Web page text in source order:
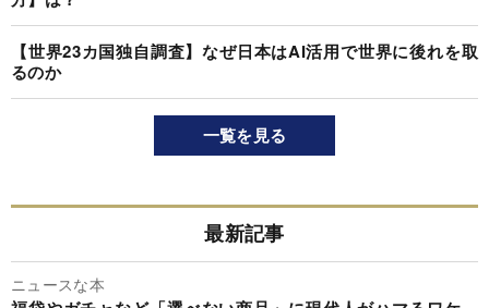
【世界23カ国独自調査】なぜ日本はAI活用で世界に後れを取
るのか
一覧を見る
最新記事
ニュースな本